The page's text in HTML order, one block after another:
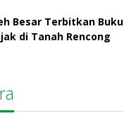
Besar Terbitkan Buku
di Tanah Rencong